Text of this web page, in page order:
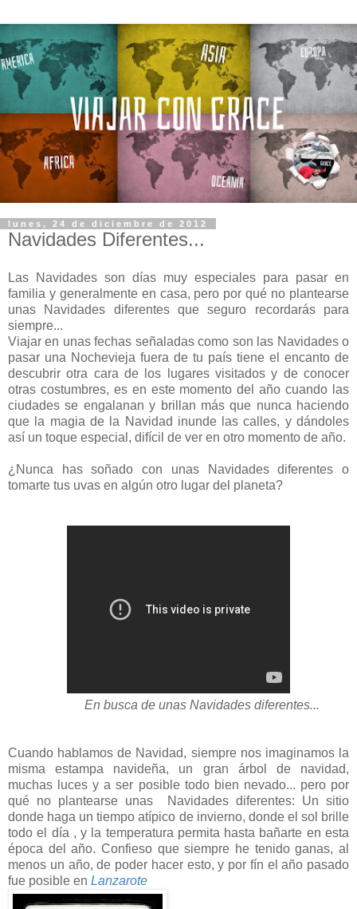
lunes, 24 de diciembre de 2012
Navidades Diferentes...
Las Navidades son días muy especiales para pasar en
familia y generalmente en casa, pero por qué no plantearse
unas Navidades diferentes que seguro recordarás para
siempre...
Viajar en unas fechas señaladas como son las Navidades o
pasar una Nochevieja fuera de tu país tiene el encanto de
descubrir otra cara de los lugares visitados y de conocer
otras costumbres, es en este momento del año cuando las
ciudades se engalanan y brillan más que nunca haciendo
que la magia de la Navidad inunde las calles, y dándoles
así un toque especial, difícil de ver en otro momento de año.
¿Nunca has soñado con unas Navidades diferentes o
tomarte tus uvas en algún otro lugar del planeta?
En busca de unas Navidades diferentes...
Cuando hablamos de Navidad, siempre nos imaginamos la
misma estampa navideña, un gran árbol de navidad,
muchas luces y a ser posible todo bien nevado... pero por
qué no plantearse unas Navidades diferentes: Un sitio
donde haga un tiempo atípico de invierno, donde el sol brille
todo el día , y la temperatura permita hasta bañarte en esta
época del año. Confieso que siempre he tenido ganas, al
menos un año, de poder hacer esto, y por fín el año pasado
fue posible en Lanzarote